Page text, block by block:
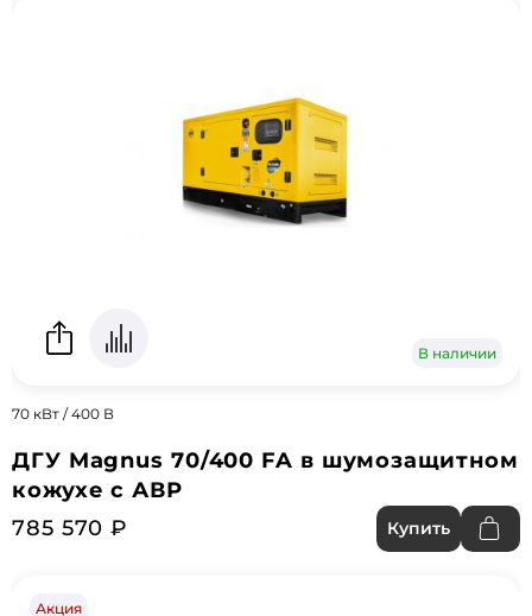
В наличии
70 кВт / 400 В
ДГУ Magnus 70/400 FA в шумозащитном
кожухе с АВР
785 570 ₽
Купить
Акция